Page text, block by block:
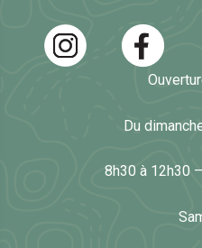
Du
8h30 à 12h30